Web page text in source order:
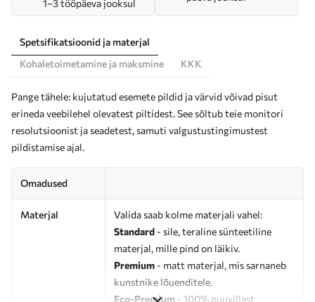
1–3 tööpäeva jooksul
Spetsifikatsioonid ja materjal
Kohaletoimetamine ja maksmine
KKK
Pange tähele: kujutatud esemete pildid ja värvid võivad pisut
erineda veebilehel olevatest piltidest. See sõltub teie monitori
resolutsioonist ja seadetest, samuti valgustustingimustest
pildistamise ajal.
Omadused
Materjal
Valida saab kolme materjali vahel:
Standard - sile, teraline sünteetiline
materjal, mille pind on läikiv.
Premium - matt materjal, mis sarnaneb
kunstnike lõuenditele.
Eco-Premium - 100% puuvillast